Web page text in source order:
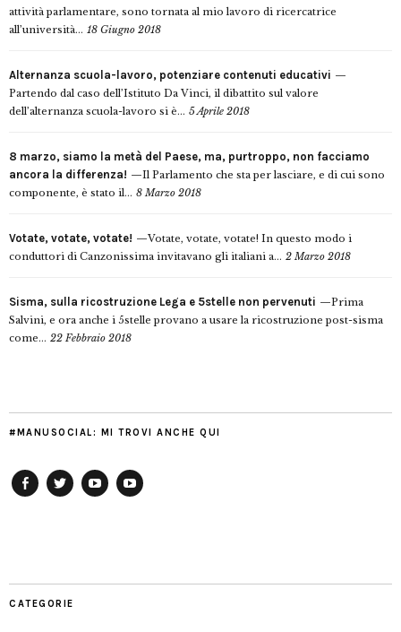
attività parlamentare, sono tornata al mio lavoro di ricercatrice
all’università... 18 Giugno 2018
Alternanza scuola-lavoro, potenziare contenuti educativi
Partendo dal caso dell’Istituto Da Vinci, il dibattito sul valore
dell’alternanza scuola-lavoro si è... 5 Aprile 2018
8 marzo, siamo la metà del Paese, ma, purtroppo, non facciamo
ancora la differenza!
Il Parlamento che sta per lasciare, e di cui sono
componente, è stato il... 8 Marzo 2018
Votate, votate, votate!
Votate, votate, votate! In questo modo i
conduttori di Canzonissima invitavano gli italiani a... 2 Marzo 2018
Sisma, sulla ricostruzione Lega e 5stelle non pervenuti
Prima
Salvini, e ora anche i 5stelle provano a usare la ricostruzione post-sisma
come... 22 Febbraio 2018
#MANUSOCIAL: MI TROVI ANCHE QUI
CATEGORIE